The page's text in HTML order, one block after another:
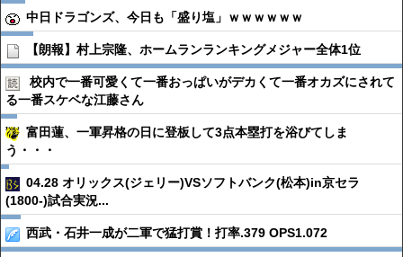
中日ドラゴンズ、今日も「盛り塩」ｗｗｗｗｗｗ
【朗報】村上宗隆、ホームランランキングメジャー全体1位
校内で一番可愛くて一番おっぱいがデカくて一番オカズにされて
る一番スケベな江藤さん
富田蓮、一軍昇格の日に登板して3点本塁打を浴びてしま
う・・・
04.28 オリックス(ジェリー)VSソフトバンク(松本)in京セラ
(1800-)試合実況...
西武・石井一成が二軍で猛打賞！打率.379 OPS1.072